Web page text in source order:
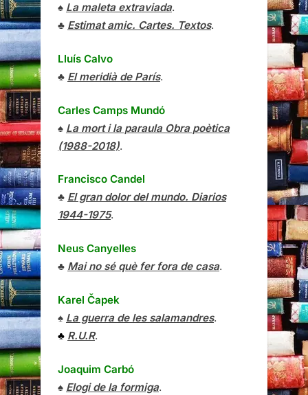
♠ La maleta extraviada.
♣ Estimat amic. Cartes. Textos.
Lluís Calvo
♣ El meridià de París.
Carles Camps Mundó
♠ La mort i la paraula Obra poètica
(1988-2018).
Francisco Candel
♣ El gran dolor del mundo. Diarios
1944-1975.
Neus Canyelles
♣ Mai no sé què fer fora de casa.
Karel Čapek
♠ La guerra de les salamandres.
♣ R.U.R.
Joaquim Carbó
♠ Elogi de la formiga.